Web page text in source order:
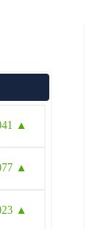
▲
▲
▲